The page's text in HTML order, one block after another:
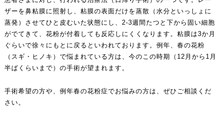
ザーを鼻粘膜に照射し、粘膜の表面だけを蒸散（水分といっしょに
蒸発）させてひと皮むいた状態にし、2-3週間たつと下から固い細胞
がでてきて、花粉が付着しても反応しにくくなります。粘膜は3か月
ぐらいで徐々にもとに戻るといわれております。例年、春の花粉
（スギ・ヒノキ）で悩まれている方は、今のこの時期（12月から1月
半ばくらいまで）の手術が望まれます。
手術希望の方や、例年春の花粉症でお悩みの方は、ぜひご相談くだ
さい。